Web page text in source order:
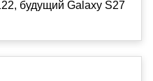
будущий Galaxy S27